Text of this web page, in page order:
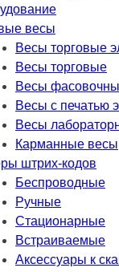
весы
Весы торговые
Весы торговые
Весы
Весы с печатью
Весы
Карманные весы
штрих-кодов
Беспроводные
Ручные
Стационарные
Встраиваемые
Аксессуары к